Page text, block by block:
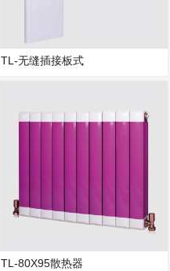
TL-无缝插接板式
TL-80X95散热器